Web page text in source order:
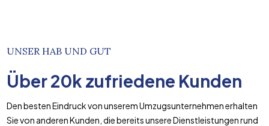
UNSER HAB UND GUT
Über20k zufriedene Kunden
Den besten Eindruck von unserem Umzugsunternehmen erhalten
Sie von anderen Kunden, die bereits unsere Dienstleistungen rund